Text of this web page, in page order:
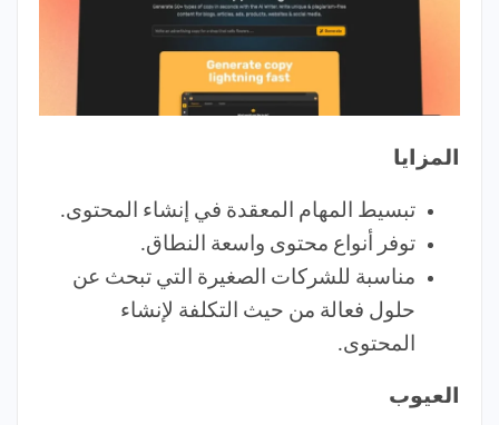
المزايا
تبسيط المهام المعقدة في إنشاء المحتوى.
توفر أنواع محتوى واسعة النطاق.
مناسبة للشركات الصغيرة التي تبحث عن
حلول فعالة من حيث التكلفة لإنشاء
المحتوى.
العيوب